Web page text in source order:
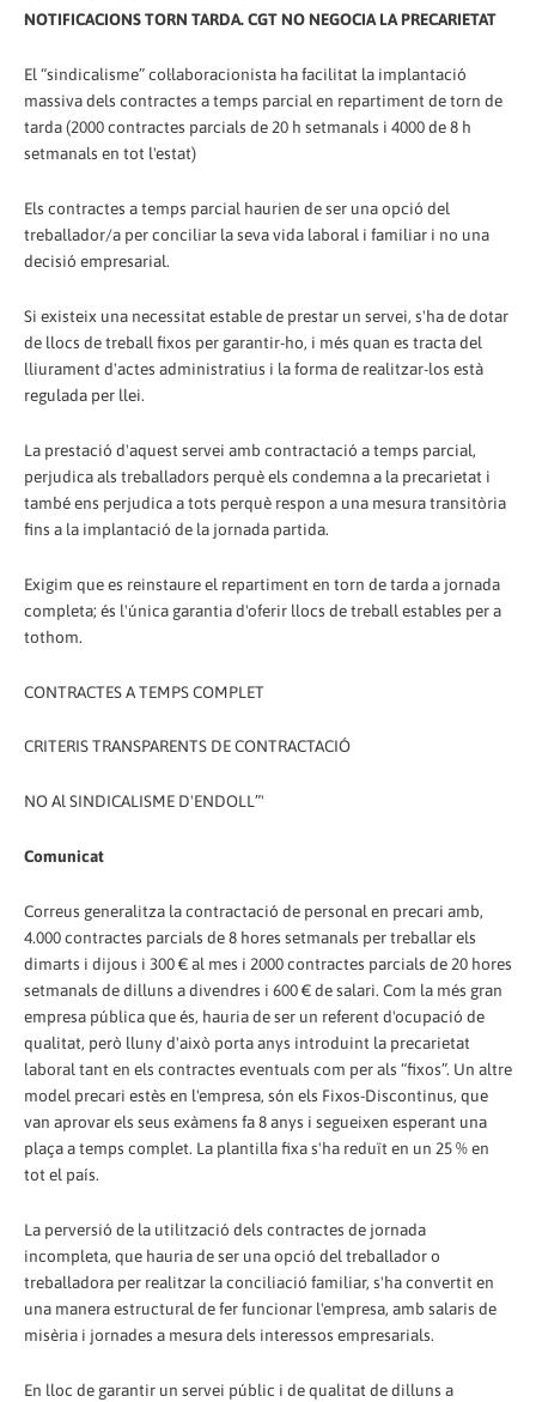
NOTIFICACIONS TORN TARDA. CGT NO NEGOCIA LA PRECARIETAT
El “sindicalisme” col·laboracionista ha facilitat la implantació
massiva dels contractes a temps parcial en repartiment de torn de
tarda (2000 contractes parcials de 20 h setmanals i 4000 de 8 h
setmanals en tot l'estat)
Els contractes a temps parcial haurien de ser una opció del
treballador/a per conciliar la seva vida laboral i familiar i no una
decisió empresarial.
Si existeix una necessitat estable de prestar un servei, s'ha de dotar
de llocs de treball fixos per garantir-ho, i més quan es tracta del
lliurament d'actes administratius i la forma de realitzar-los està
regulada per llei.
La prestació d'aquest servei amb contractació a temps parcial,
perjudica als treballadors perquè els condemna a la precarietat i
també ens perjudica a tots perquè respon a una mesura transitòria
fins a la implantació de la jornada partida.
Exigim que es reinstaure el repartiment en torn de tarda a jornada
completa; és l'única garantia d'oferir llocs de treball estables per a
tothom.
CONTRACTES A TEMPS COMPLET
CRITERIS TRANSPARENTS DE CONTRACTACIÓ
NO Al SINDICALISME D'ENDOLL”'
Comunicat
Correus generalitza la contractació de personal en precari amb,
4.000 contractes parcials de 8 hores setmanals per treballar els
dimarts i dijous i 300 € al mes i 2000 contractes parcials de 20 hores
setmanals de dilluns a divendres i 600 € de salari. Com la més gran
empresa pública que és, hauria de ser un referent d'ocupació de
qualitat, però lluny d'això porta anys introduint la precarietat
laboral tant en els contractes eventuals com per als “fixos”. Un altre
model precari estès en l'empresa, són els Fixos-Discontinus, que
van aprovar els seus exàmens fa 8 anys i segueixen esperant una
plaça a temps complet. La plantilla fixa s'ha reduït en un 25 % en
tot el país.
La perversió de la utilització dels contractes de jornada
incompleta, que hauria de ser una opció del treballador o
treballadora per realitzar la conciliació familiar, s'ha convertit en
una manera estructural de fer funcionar l'empresa, amb salaris de
misèria i jornades a mesura dels interessos empresarials.
En lloc de garantir un servei públic i de qualitat de dilluns a